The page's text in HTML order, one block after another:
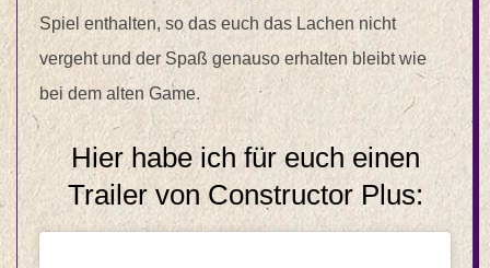
Spiel enthalten, so das euch das Lachen nicht
vergeht und der Spaß genauso erhalten bleibt wie
bei dem alten Game.
Hier habe ich für euch einen
Trailer von Constructor Plus: